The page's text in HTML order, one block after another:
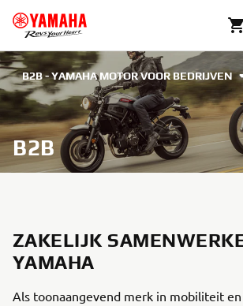
B2B - YAMAHA MOTOR VOOR BEDRIJVEN
B2B
ZAKELIJK
YAMAHA
Als toonaangevend merk in mobiliteit